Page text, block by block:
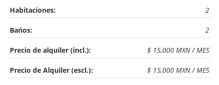
Habitaciones: 2
Bańos: 2
Precio de alquiler (incl.): $ 15,000 MXN / MES
Precio de Alquiler (escl.): $ 15,000 MXN / MES